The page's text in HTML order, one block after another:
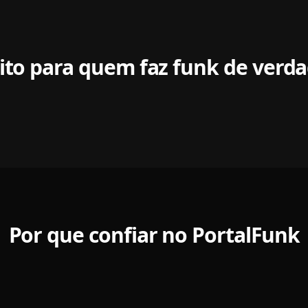
para quem faz funk de
Por que confiar no PortalFunk